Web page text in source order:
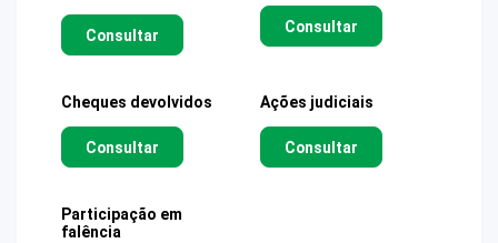
Consultar Consultar
Cheques devolvidos
Consultar
Ações judiciais
Consultar
Participação em
falência